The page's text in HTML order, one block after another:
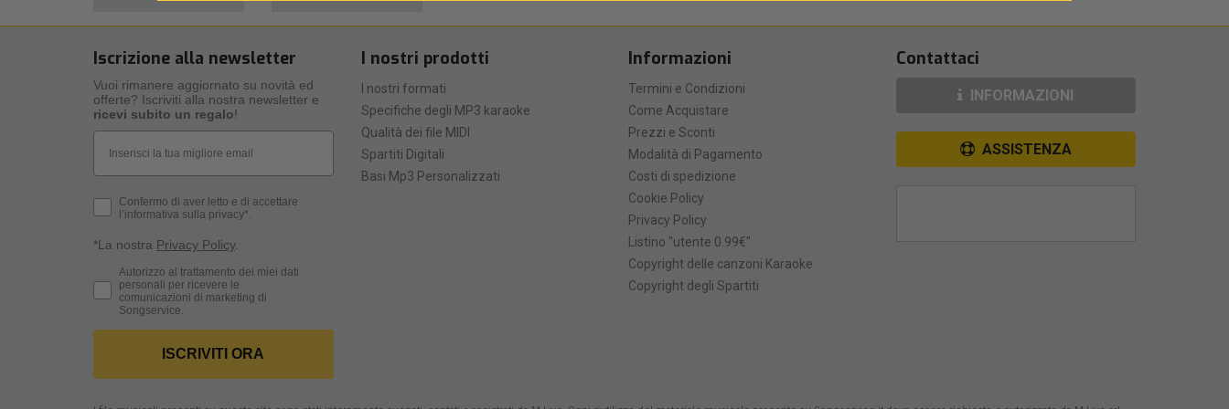
Iscrizione alla newsletter
Vuoi rimanere aggiornato su novità ed
offerte? Iscriviti alla nostra newsletter e
ricevi subito un regalo!
Privacy Policy
Confermo di aver letto e di accettare
l’informativa sulla privacy*.
*La nostra Privacy Policy.
Consenso Marketing
Autorizzo al trattamento dei miei dati
personali per ricevere le
comunicazioni di marketing di
Songservice.
ISCRIVITI ORA
I nostri prodotti
I nostri formati
Specifiche degli MP3 karaoke
Qualità dei file MIDI
Spartiti Digitali
Basi Mp3 Personalizzati
Informazioni
Termini e Condizioni
Come Acquistare
Prezzi e Sconti
Modalità di Pagamento
Costi di spedizione
Cookie Policy
Privacy Policy
Listino "utente 0.99€"
Copyright delle canzoni Karaoke
Copyright degli Spartiti
Contattaci
INFORMAZIONI
ASSISTENZA